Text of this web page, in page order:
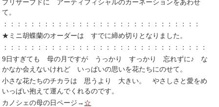
プリザーブドに アーティフィシャルのカーネーションをあわせ
て。
：：：：：：：：：：：：：：：：：：：：：：：：：：：：：
★ミニ胡蝶蘭のオーダーは すでに締め切りとなりました。
：：：：：：：：：：：：：：：：：：：：：：：：：：：：：：：
9日すぎても 母の月ですが うっかり すっかり 忘れずに♪ な
かなか会えないけれど いっぱいの思いを花たちにのせて。
小さな花たちのチカラは 思うより 大きい。 やさしさと愛をめ
いっぱい抱えて運んでくれるのです。
カノシェの母の日ページ→ ☆